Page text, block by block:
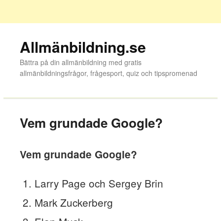
Allmänbildning.se
Bättra på din allmänbildning med gratis
allmänbildningsfrågor, frågesport, quiz och tipspromenad
Vem grundade Google?
Vem grundade Google?
Larry Page och Sergey Brin
Mark Zuckerberg